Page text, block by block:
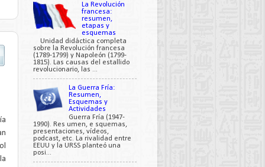
La Revolución
francesa:
resumen,
etapas y
esquemas
Unidad didáctica completa
sobre la Revolución francesa
(1789-1799) y Napoleón (1799-
1815). Las causas del estallido
revolucionario, las ...
La Guerra Fría:
Resumen,
Esquemas y
Actividades
Guerra Fría (1947-
1990). Res umen, e squemas,
presentaciones, vídeos,
podcast, etc. La rivalidad entre
EEUU y la URSS planteó una
posi...